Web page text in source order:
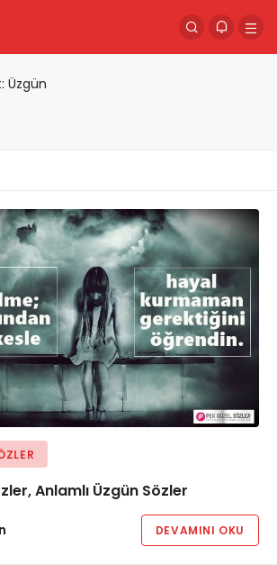
Üzgün
Anlamlı Üzgün Sözler
DEVAMINI OKU